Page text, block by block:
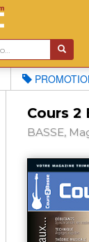
Cours 2
BASSE,